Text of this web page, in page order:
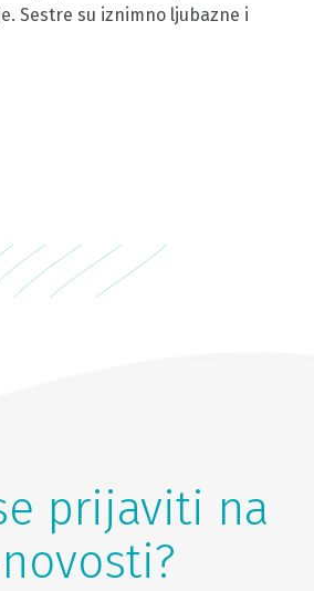
Sestre su iznimno ljubazne i
prijaviti na